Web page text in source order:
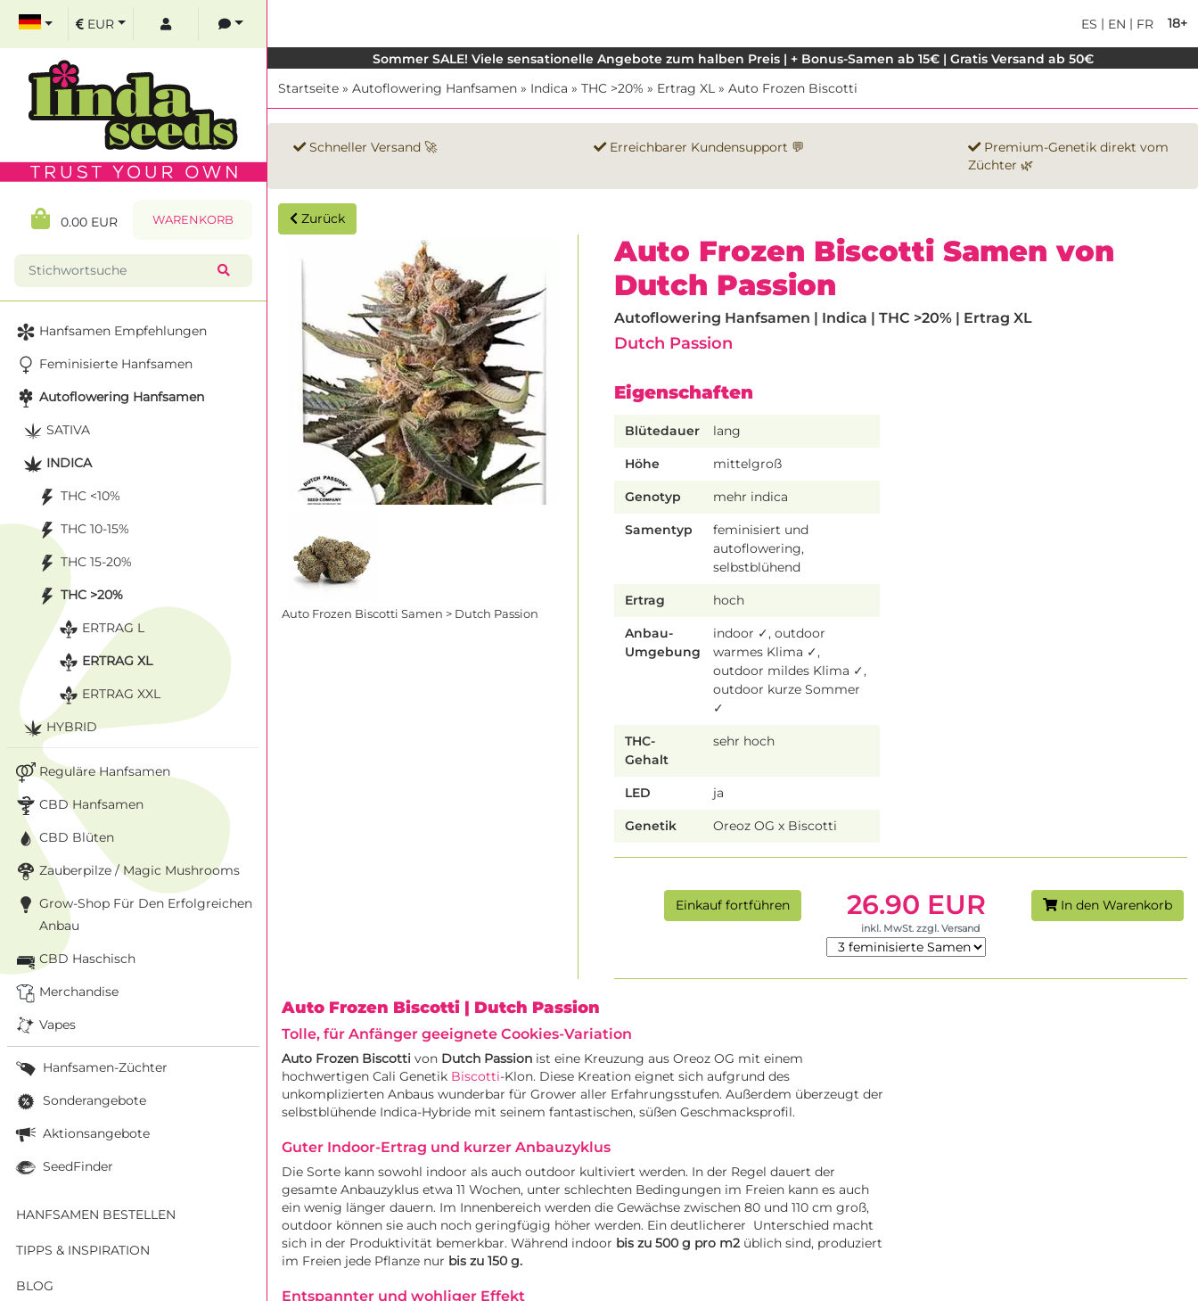
18+
ES | EN | FR
Sommer SALE! Viele sensationelle Angebote zum halben Preis | + Bonus-Samen ab 15€ | Gratis Versand ab 50€
Startseite » Autoflowering Hanfsamen » Indica » THC >20% » Ertrag XL » Auto Frozen Biscotti
Schneller Versand 🚀 Erreichbarer Kundensupport 💬
Premium-Genetik direkt vom
Züchter 🌿
Zurück
Auto Frozen Biscotti Samen > Dutch Passion
Auto Frozen Biscotti Samen von
Dutch Passion
Autoflowering Hanfsamen | Indica | THC >20% | Ertrag XL
Dutch Passion
Eigenschaften
Blütedauer lang
Höhe mittelgroß
Genotyp mehr indica
Samentyp
feminisiert und
autoflowering,
selbstblühend
Ertrag hoch
Anbau-
Umgebung
indoor ✓, outdoor
warmes Klima ✓,
outdoor mildes Klima ✓,
outdoor kurze Sommer
✓
THC-
Gehalt
sehr hoch
LED ja
Genetik Oreoz OG x Biscotti
Einkauf fortführen 26.90 EUR
inkl. MwSt. zzgl. Versand
In den Warenkorb
Auto Frozen Biscotti | Dutch Passion
Tolle, für Anfänger geeignete Cookies-Variation
Auto Frozen Biscotti von Dutch Passion ist eine Kreuzung aus Oreoz OG mit einem
hochwertigen Cali Genetik Biscotti-Klon. Diese Kreation eignet sich aufgrund des
unkomplizierten Anbaus wunderbar für Grower aller Erfahrungsstufen. Außerdem überzeugt der
selbstblühende Indica-Hybride mit seinem fantastischen, süßen Geschmacksprofil.
Guter Indoor-Ertrag und kurzer Anbauzyklus
Die Sorte kann sowohl indoor als auch outdoor kultiviert werden. In der Regel dauert der
gesamte Anbauzyklus etwa 11 Wochen, unter schlechten Bedingungen im Freien kann es auch
ein wenig länger dauern. Im Innenbereich werden die Gewächse zwischen 80 und 110 cm groß,
outdoor können sie auch noch geringfügig höher werden. Ein deutlicherer Unterschied macht
sich in der Produktivität bemerkbar. Während indoor bis zu 500 g pro m2 üblich sind, produziert
im Freien jede Pflanze nur bis zu 150 g.
Entspannter und wohliger Effekt
EUR
0.00 EUR WARENKORB
Hanfsamen Empfehlungen
Feminisierte Hanfsamen
Autoflowering Hanfsamen
SATIVA
INDICA
THC <10%
THC 10-15%
THC 15-20%
THC >20%
ERTRAG L
ERTRAG XL
ERTRAG XXL
HYBRID
Reguläre Hanfsamen
CBD Hanfsamen
CBD Blüten
Zauberpilze / Magic Mushrooms
Grow-Shop Für Den Erfolgreichen
Anbau
CBD Haschisch
Merchandise
Vapes
Hanfsamen-Züchter
Sonderangebote
Aktionsangebote
SeedFinder
HANFSAMEN BESTELLEN
TIPPS & INSPIRATION
BLOG